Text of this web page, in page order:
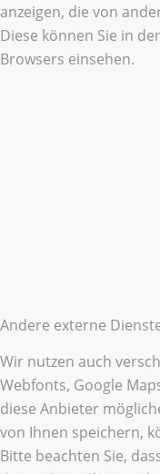
anzeigen, die von
Diese können Sie in
Browsers einsehen.
Andere externe
Wir nutzen auch
Webfonts, Google
diese Anbieter
von Ihnen speichern,
Bitte beachten Sie,